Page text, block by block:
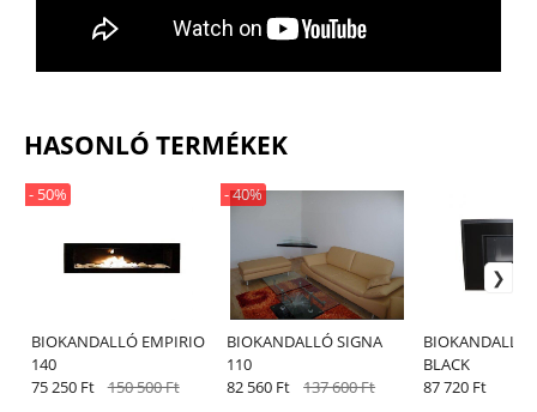
HASONLÓ TERMÉKEK
BIOKANDALLÓ EMPIRIO
140
- 50%
75 250 Ft 150 500 Ft
BIOKANDALLÓ SIGNA
110
- 40%
82 560 Ft 137 600 Ft
BIOKANDALLÓ
BLACK
87 720 Ft